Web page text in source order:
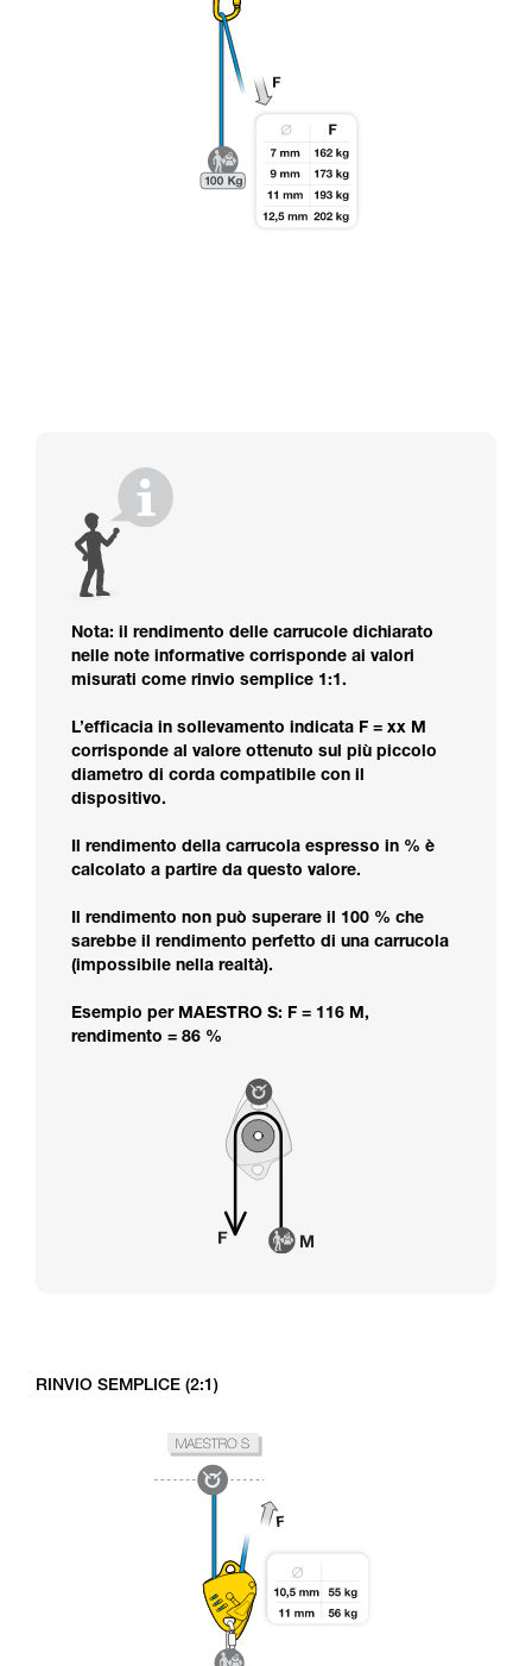
Nota: il rendimento delle carrucole dichiarato
nelle note informative corrisponde ai valori
misurati come rinvio semplice 1:1.
L’efficacia in sollevamento indicata F = xx M
corrisponde al valore ottenuto sul più piccolo
diametro di corda compatibile con il
dispositivo.
Il rendimento della carrucola espresso in % è
calcolato a partire da questo valore.
Il rendimento non può superare il 100 % che
sarebbe il rendimento perfetto di una carrucola
(impossibile nella realtà).
Esempio per MAESTRO S: F = 116 M,
rendimento = 86 %
RINVIO SEMPLICE (2:1)